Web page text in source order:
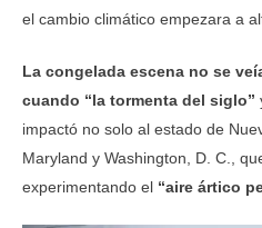
el cambio climático empezara a
La congelada escena no se
cuando “la tormenta del siglo”
impactó no solo al estado de
Maryland y Washington, D. C.,
experimentando el “aire ártico